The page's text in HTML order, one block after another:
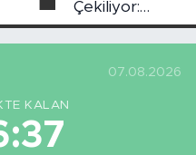
Çekiliyor:
Piknikçi Sayısı
Azaldı
07.08.2026
KALAN